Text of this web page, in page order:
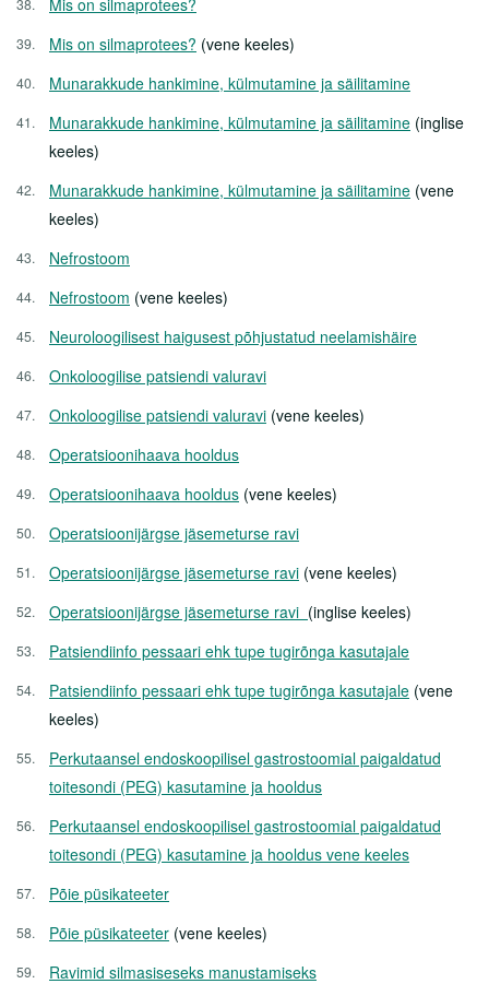
Mis on silmaprotees?
Mis on silmaprotees? (vene keeles)
Munarakkude hankimine, külmutamine ja säilitamine
Munarakkude hankimine, külmutamine ja säilitamine (inglise
keeles)
Munarakkude hankimine, külmutamine ja säilitamine (vene
keeles)
Nefrostoom
Nefrostoom (vene keeles)
Neuroloogilisest haigusest põhjustatud neelamishäire
Onkoloogilise patsiendi valuravi
Onkoloogilise patsiendi valuravi (vene keeles)
Operatsioonihaava hooldus
Operatsioonihaava hooldus (vene keeles)
Operatsioonijärgse jäsemeturse ravi
Operatsioonijärgse jäsemeturse ravi (vene keeles)
Operatsioonijärgse jäsemeturse ravi (inglise keeles)
Patsiendiinfo pessaari ehk tupe tugirõnga kasutajale
Patsiendiinfo pessaari ehk tupe tugirõnga kasutajale (vene
keeles)
Perkutaansel endoskoopilisel gastrostoomial paigaldatud
toitesondi (PEG) kasutamine ja hooldus
Perkutaansel endoskoopilisel gastrostoomial paigaldatud
toitesondi (PEG) kasutamine ja hooldus vene keeles
Põie püsikateeter
Põie püsikateeter (vene keeles)
Ravimid silmasiseseks manustamiseks